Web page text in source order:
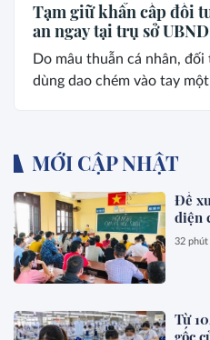
Tạm giữ khẩn cấp đối
an ngay tại trụ sở UBND
Do mâu thuẫn cá nhân,
dùng dao chém vào tay
MỚI CẬP NHẬT
Đề
diện
32
Từ
gốc